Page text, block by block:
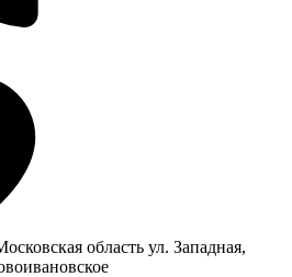
область ул. Западная,